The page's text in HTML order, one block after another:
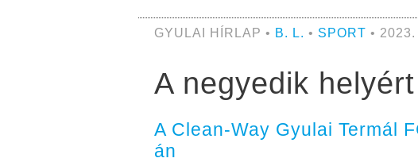
GYULAI HÍRLAP • B. L. • SPORT •
A negyedik
A Clean-Way Gyulai Termál
án